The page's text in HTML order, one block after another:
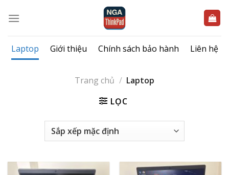
qua
dungLaptop Giới thiệu Chính sách bảo hành Liên hệ
Trang chủ / Laptop
LỌC